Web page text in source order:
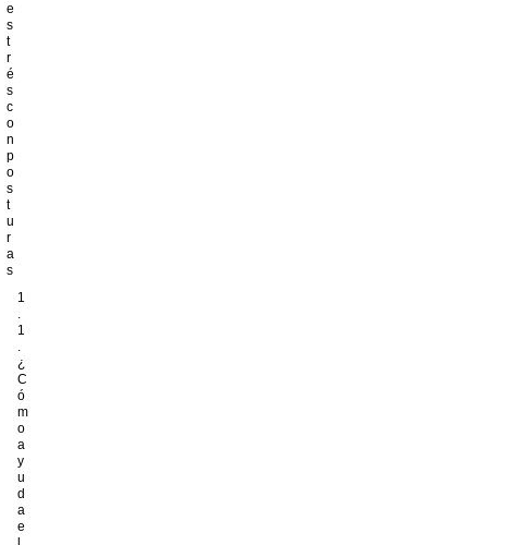
e
s
t
r
é
s
c
o
n
p
o
s
t
u
r
a
s
1
.
1
.
¿
C
ó
m
o
a
y
u
d
a
e